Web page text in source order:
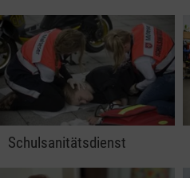
Schulsanitätsdienst